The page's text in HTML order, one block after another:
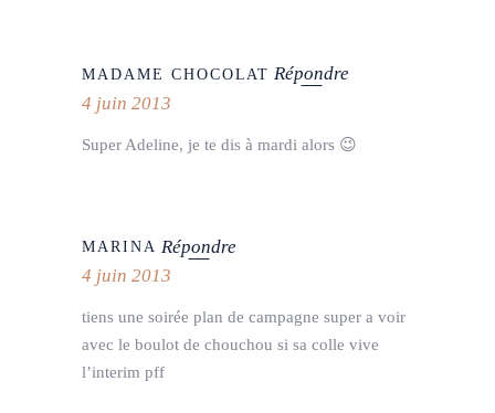
MADAME CHOCOLAT Répondre
4 juin 2013
Super Adeline, je te dis à mardi alors 😉
MARINA Répondre
4 juin 2013
tiens une soirée plan de campagne super a voir
avec le boulot de chouchou si sa colle vive
l’interim pff